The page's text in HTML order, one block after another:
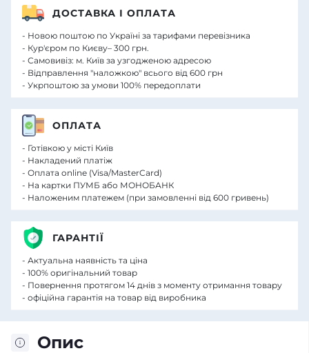
Опис
ДОСТАВКА І ОПЛАТА
- Новою поштою по Україні за тарифами перевізника
- Кур'єром по Києву– 300 грн.
- Самовивіз: м. Київ за узгодженою адресою
- Відправлення "наложкою" всього від 600 грн
- Укрпоштою за умови 100% передоплати
ОПЛАТА
- Готівкою у місті Київ
- Накладений платіж
- Оплата online (Visa/MasterCard)
- На картки ПУМБ або МОНОБАНК
- Наложеним платежем (при замовленні від 600 гривень)
ГАРАНТІЇ
- Актуальна наявність та ціна
- 100% оригінальний товар
- Повернення протягом 14 днів з моменту отримання товару
- офіційна гарантія на товар від виробника